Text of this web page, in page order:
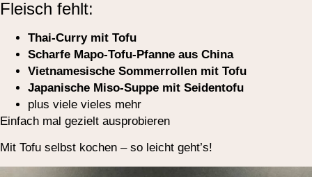
Fleisch fehlt:
Thai-Curry mit Tofu
Scharfe Mapo-Tofu-Pfanne aus China
Vietnamesische Sommerrollen mit Tofu
Japanische Miso-Suppe mit Seidentofu
plus viele vieles mehr
Einfach mal gezielt ausprobieren
Mit Tofu selbst kochen – so leicht geht’s!